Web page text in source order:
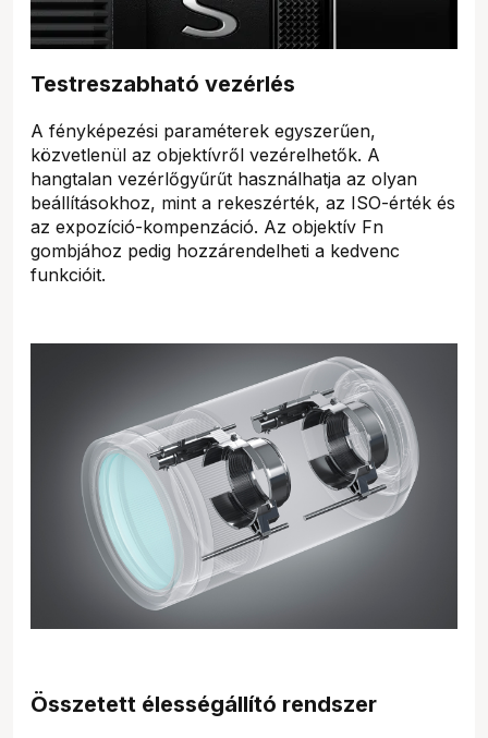
Testreszabható vezérlés
A fényképezési paraméterek egyszerűen,
közvetlenül az objektívről vezérelhetők. A
hangtalan vezérlőgyűrűt használhatja az olyan
beállításokhoz, mint a rekeszérték, az ISO-érték és
az expozíció-kompenzáció. Az objektív Fn
gombjához pedig hozzárendelheti a kedvenc
funkcióit.
Összetett élességállító rendszer